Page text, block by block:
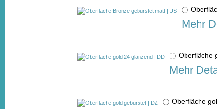
Mehr
Oberfläche
Mehr
Oberfläche